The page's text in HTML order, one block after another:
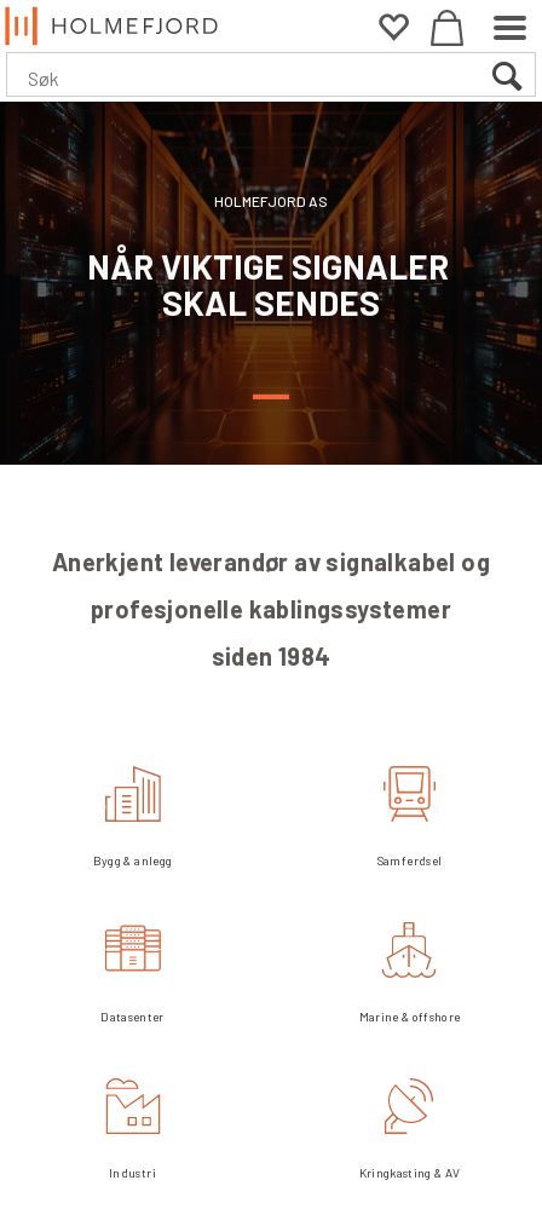
HOLMEFJORD AS
NÅR VIKTIGE SIGNALER
SKAL SENDES
—
Anerkjent leverandør av signalkabel og
profesjonelle kablingssystemer
siden 1984
Bygg & anlegg Samferdsel
Datasenter Marine & offshore
Industri Kringkasting & AV